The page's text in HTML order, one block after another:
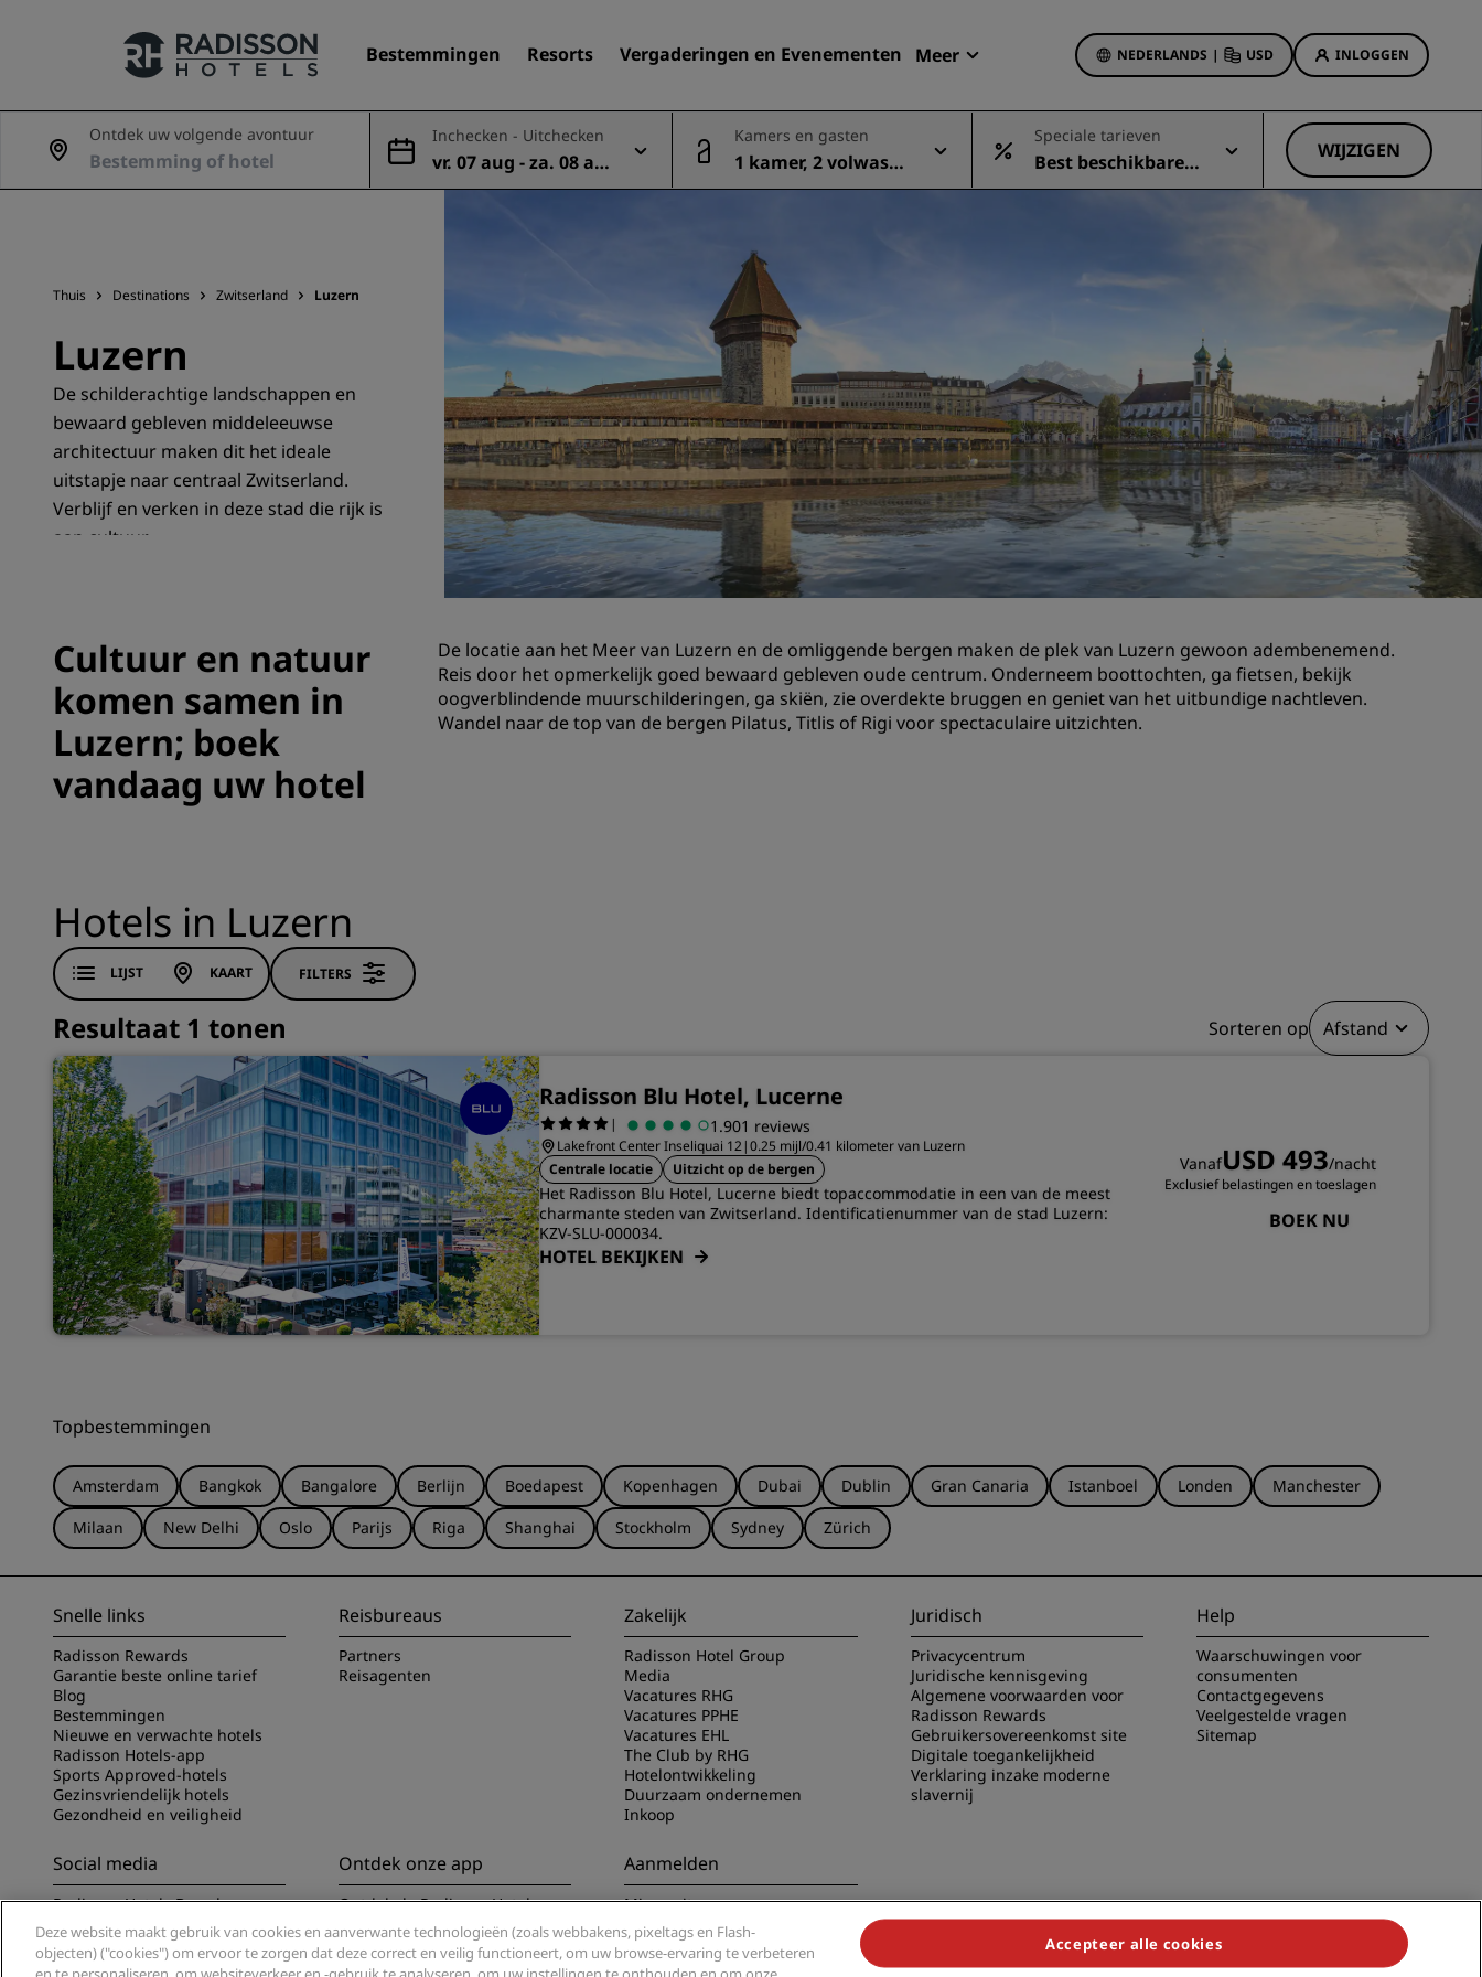
Bestemmingen Resorts Vergaderingen en Evenementen Meer
Aanbiedingen
Radisson Rewards
Mijn boekingen
NEDERLANDS | USD INLOGGEN
Onze merken
Uw hortel zoeken
Resorts
Serviceappartementen
Luchthavenhotels
Nieuwe toekomstige hotels
Vergaderingen en
evenementen
Ontdek Radisson Meetings
Boek een vergaderruimte
Een offerte aanvragen
Evenementbestemmingen
Vluchten zoeken
Vluchten zoeken
Hotelaanbiedingen
Bekijk onze arrangementen
Reisideeën
Gezinsvriendelijke hotels
Rad Pets
Bruiloftslocaties
Duurzame verblijven
Sportteams verblijven
Hotels in het stadscentrum
Bezoek onze blog
Ontdek uw volgende avontuur Inchecken - Uitchecken
vr. 07 aug - za. 08 au
g
Kamers en gasten
1 kamer, 2 volwasse
nen
Speciale tarieven
Best beschikbare t
arief
WIJZIGEN
Thuis Destinations Zwitserland Luzern
Luzern
De schilderachtige landschappen en
bewaard gebleven middeleeuwse
architectuur maken dit het ideale
uitstapje naar centraal Zwitserland.
Verblijf en verken in deze stad die rijk is
aan cultuur.
Cultuur en natuur
komen samen in
Luzern; boek
vandaag uw hotel
De locatie aan het Meer van Luzern en de omliggende bergen maken de plek van Luzern gewoon adembenemend.
Reis door het opmerkelijk goed bewaard gebleven oude centrum. Onderneem boottochten, ga fietsen, bekijk
oogverblindende muurschilderingen, ga skiën, zie overdekte bruggen en geniet van het uitbundige nachtleven.
Wandel naar de top van de bergen Pilatus, Titlis of Rigi voor spectaculaire uitzichten.
Hotels in Luzern
LIJST KAART FILTERS
Resultaat 1 tonen Sorteren op Afstand
Radisson Blu Hotel, Lucerne
| 1.901 reviews
Lakefront Center Inseliquai 12|0.25 mijl/0.41 kilometer van Luzern
Centrale locatie
Uitzicht op de bergen
Het Radisson Blu Hotel, Lucerne biedt topaccommodatie in een van de meest
charmante steden van Zwitserland. Identificatienummer van de stad Luzern:
KZV-SLU-000034.
HOTEL BEKIJKEN
VanafUSD 493/nacht
Exclusief belastingen en toeslagen
BOEK NU
Topbestemmingen
Amsterdam Bangkok Bangalore Berlijn Boedapest Kopenhagen Dubai Dublin Gran Canaria Istanboel Londen
Manchester
Milaan
New Delhi Oslo Parijs Riga Shanghai Stockholm Sydney Zürich
Snelle links
Radisson Rewards
Garantie beste online tarief
Blog
Bestemmingen
Nieuwe en verwachte hotels
Radisson Hotels-app
Sports Approved-hotels
Gezinsvriendelijk hotels
Gezondheid en veiligheid
Reisbureaus
Partners
Reisagenten
Zakelijk
Radisson Hotel Group
Media
Vacatures RHG
Vacatures PPHE
Vacatures EHL
The Club by RHG
Hotelontwikkeling
Duurzaam ondernemen
Inkoop
Juridisch
Privacycentrum
Juridische kennisgeving
Algemene voorwaarden voor
Radisson Rewards
Gebruikersovereenkomst site
Digitale toegankelijkheid
Verklaring inzake moderne
slavernij
Help
Waarschuwingen voor
consumenten
Contactgegevens
Veelgestelde vragen
Sitemap
Social media
Radisson Hotels Brands
Ontdek onze app
Ontdek de Radisson Hotels app
Aanmelden
Mis nooit meer onze
populairste aanbiedingen
Deze website maakt gebruik van cookies en aanverwante technologieën (zoals webbakens, pixeltags en Flash-
objecten) ("cookies") om ervoor te zorgen dat deze correct en veilig functioneert, om uw browse-ervaring te verbeteren
Accepteer alle cookies